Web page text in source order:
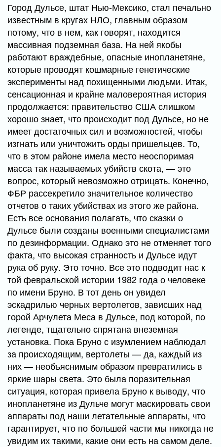
Город Дульсе, штат Нью-Мексико, стал печально
известным в кругах НЛО, главным образом
потому, что в нем, как говорят, находится
массивная подземная база. На ней якобы
работают враждебные, опасные инопланетяне,
которые проводят кошмарные генетические
эксперименты над похищенными людьми. Итак,
сенсационная и крайне маловероятная история
продолжается: правительство США слишком
хорошо знает, что происходит под Дульсе, но не
имеет достаточных сил и возможностей, чтобы
изгнать или уничтожить орды пришельцев. То,
что в этом районе имела место неоспоримая
масса так называемых убийств скота, — это
вопрос, который невозможно отрицать. Конечно,
ФБР рассекретило значительное количество
отчетов о таких убийствах из этого же района.
Есть все основания полагать, что сказки о
Дульсе были созданы военными специалистами
по дезинформации. Однако это не отменяет того
факта, что высокая странность и Дульсе идут
рука об руку. Это точно. Все это подводит нас к
той февральской истории 1982 года о человеке
по имени Бруно. В тот день он увидел
эскадрилью черных вертолетов, зависших над
горой Арчулета Меса в Дульсе, под которой, по
легенде, тщательно спрятана внеземная
установка. Пока Бруно с изумлением наблюдал
за происходящим, вертолеты — да, каждый из
них — необъяснимым образом превратились в
яркие шары света. Это была поразительная
ситуация, которая привела Бруно к выводу, что
инопланетяне из Дульче могут маскировать свои
аппараты под наши летательные аппараты, что
гарантирует, что по большей части мы никогда не
увидим их такими, какие они есть на самом деле.